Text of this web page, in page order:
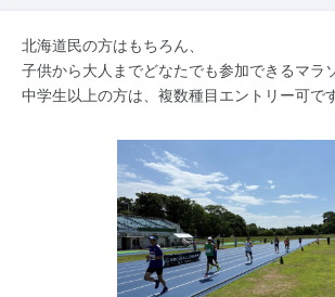
北海道民の方はもちろん、
子供から大人までどなたでも参加できるマラ
中学生以上の方は、複数種目エントリー可です